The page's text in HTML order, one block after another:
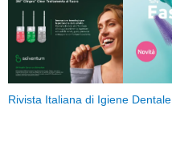
Rivista Italiana di Igiene Dentale